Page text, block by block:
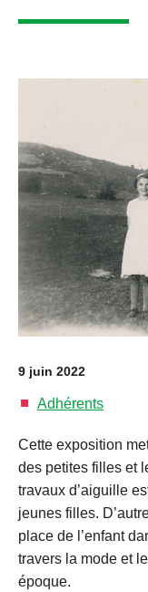
9 juin 2022
Adhérents
Cette exposition
des petites filles et
travaux d’aiguille
jeunes filles.
place de l’enfant
travers la mode et
époque.